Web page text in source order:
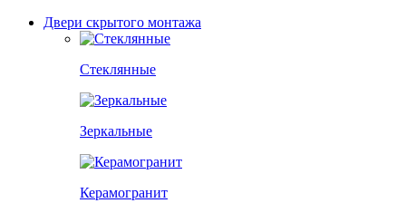
Двери скрытого монтажа
Стеклянные
Зеркальные
Керамогранит